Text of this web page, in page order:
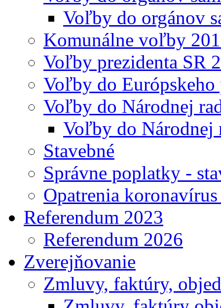
Voľby do orgánov
Komunálne voľby
Voľby prezidenta SR
Voľby do Európskeho
Voľby do Národnej
Voľby do Národnej
Stavebné
Správne poplatky -
Opatrenia
Referendum 2023
Referendum 2026
Zverejňovanie
Zmluvy, faktúry,